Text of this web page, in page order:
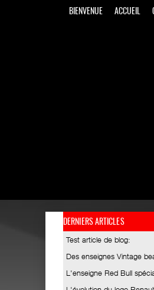
BIENVENUE ACCUEIL
DERNIERS ARTICLES
Test article de blog:
Des enseignes Vintage
L'enseigne Red Bull